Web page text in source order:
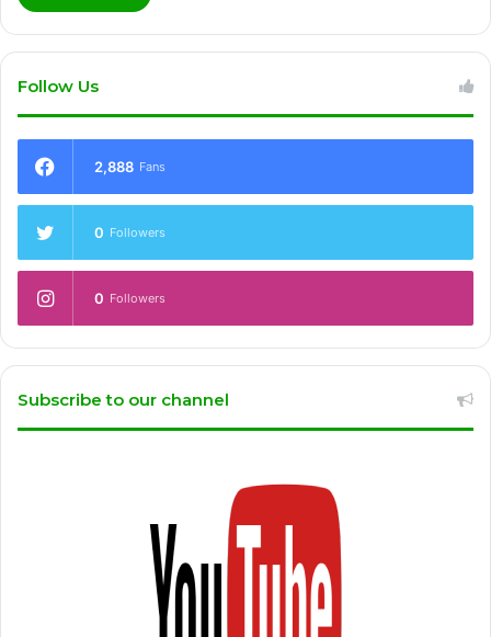
Follow Us
2,888 Fans
0 Followers
0 Followers
Subscribe to our channel